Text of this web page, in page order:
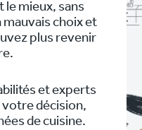
le mieux, sans
mauvais choix et
plus revenir
et experts
votre décision,
de cuisine.